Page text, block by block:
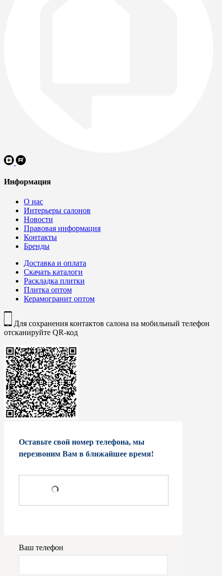
Информация
О нас
Интерьеры салонов
Новости
Правовая информация
Контакты
Бренды
Доставка и оплата
Скачать каталоги
Раскладка плитки
Плитка оптом
Керамогранит оптом
Для сохранения контактов салона на мобильный телефон
отсканируйте QR-код
Оставьте свой номер телефона, мы
перезвоним Вам в ближайшее время!
Ваш телефон